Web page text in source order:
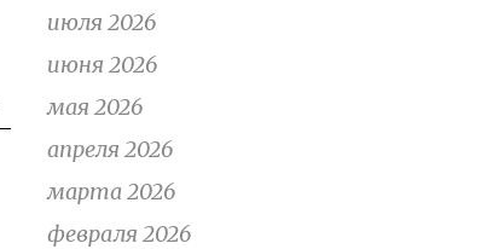
июля 2026
июня 2026
мая 2026
апреля 2026
марта 2026
февраля 2026